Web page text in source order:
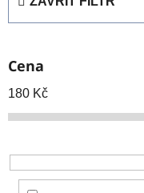
n
r
o
d
k
t
Cena
180 Kč